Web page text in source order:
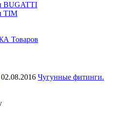
BUGATTI
TIM
Товаров
02.08.2016 Чугунные фитинги.